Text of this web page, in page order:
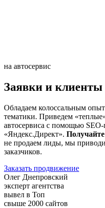
на автосервис
Заявки и клиенты
Обладаем колоссальным
тематики. Приведем
автосервиса с помощью
«Яндекс.Директ».
не продаем лиды, мы
заказчиков.
Заказать продвижение
Олег Днепровский
эксперт агентства
вывел в Топ
свыше 2000 сайтов